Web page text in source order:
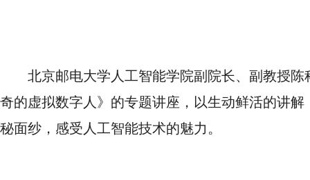
北京邮电大学人工智能学院副院长、副教授
奇的虚拟数字人》的专题讲座，以生动鲜活的讲
秘面纱，感受人工智能技术的魅力。